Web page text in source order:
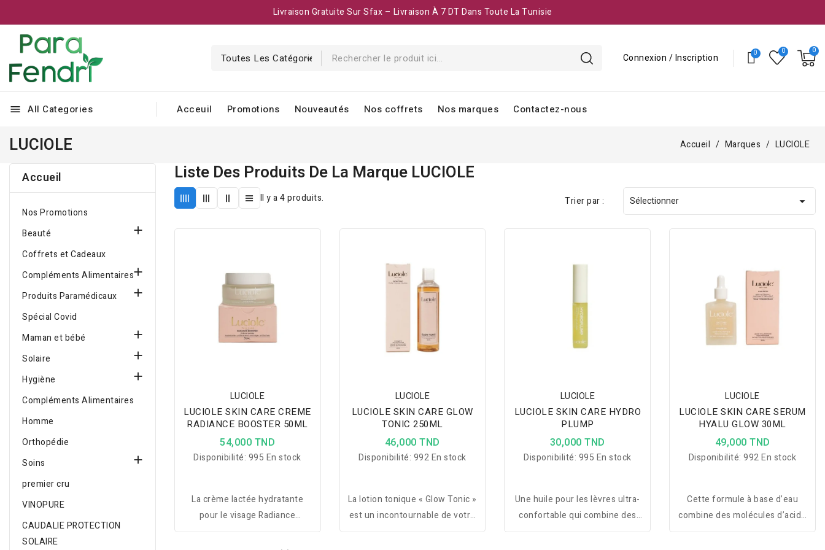
Livraison Gratuite Sur Sfax – Livraison À 7 DT Dans Toute La Tunisie
Connexion / Inscription
menu All Categories Acceuil Promotions Nouveautés Nos coffrets Nos marques Contactez-nous
LUCIOLE Accueil Marques LUCIOLE
Accueil
Nos Promotions
Beauté

Coffrets et Cadeaux
Compléments Alimentaires
Produits Paramédicaux 
Spécial Covid
Maman et bébé

Solaire 
Hygiène 
Compléments Alimentaires
Homme
Orthopédie
Soins

premier cru
VINOPURE
CAUDALIE PROTECTION
SOLAIRE
Liste Des Produits De La Marque LUCIOLE
Il y a 4 produits. Trier par : Sélectionner 
LUCIOLE
LUCIOLE SKIN CARE CREME
RADIANCE BOOSTER 50ML
54,000 TND
Disponibilité: 995 En stock
La crème lactée hydratante
pour le visage Radiance
Booster de la marque Luciole,
un soin quotidien anti-taches
LUCIOLE
LUCIOLE SKIN CARE GLOW
TONIC 250ML
46,000 TND
Disponibilité: 992 En stock
La lotion tonique « Glow Tonic »
est un incontournable de votre
routine de soins de la peau.
LUCIOLE
LUCIOLE SKIN CARE HYDRO
PLUMP
30,000 TND
Disponibilité: 995 En stock
Une huile pour les lèvres ultra-
confortable qui combine des
actifs puissants pour vous
LUCIOLE
LUCIOLE SKIN CARE SERUM
HYALU GLOW 30ML
49,000 TND
Disponibilité:992 En stock
Cette formule à base d’eau
combine des molécules d’acide
hyaluronique de différents